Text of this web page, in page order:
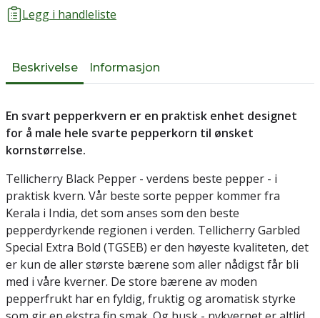
Legg i handleliste
Beskrivelse Informasjon
En svart pepperkvern er en praktisk enhet designet
for å male hele svarte pepperkorn til ønsket
kornstørrelse.
Tellicherry Black Pepper - verdens beste pepper - i
praktisk kvern. Vår beste sorte pepper kommer fra
Kerala i India, det som anses som den beste
pepperdyrkende regionen i verden. Tellicherry Garbled
Special Extra Bold (TGSEB) er den høyeste kvaliteten, det
er kun de aller største bærene som aller nådigst får bli
med i våre kverner. De store bærene av moden
pepperfrukt har en fyldig, fruktig og aromatisk styrke